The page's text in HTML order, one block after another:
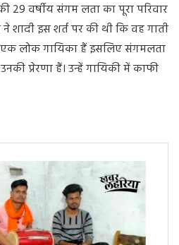
29 वर्षीय संगम लता का पूरा परिवार
शादी इस शर्त पर की थी कि वह गाती
एक लोक गायिका हैं इसलिए संगमलता
प्रेरणा हैं। उन्हें गायिकी में काफी